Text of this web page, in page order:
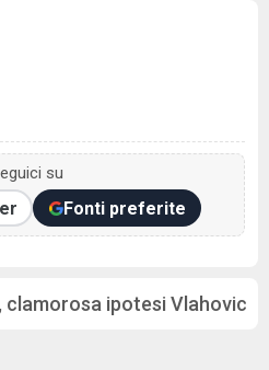
su
Fonti preferite
ipotesi Vlahovic